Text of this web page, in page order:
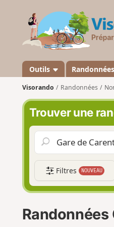
Outils Randonnées
Visorando Randonnées
Trouver une
Filtres NOUVEAU
Randonnées